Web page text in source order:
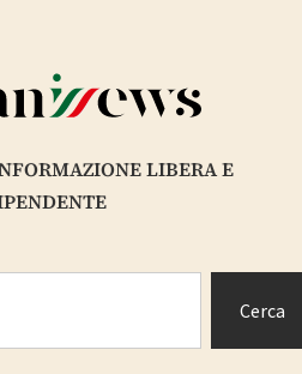
LIBERA E
Cerca